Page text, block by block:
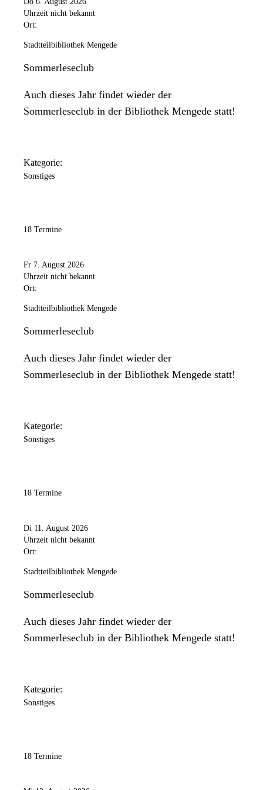
Samstag
Geschlossen
Sonntag
Uhrzeit nicht bekannt
Ort:
Stadtteilbibliothek Mengede
Sommerleseclub
Auch dieses Jahr findet wieder der
Sommerleseclub in der Bibliothek Mengede statt!
Kategorie:
Sonstiges
18 Termine
Fr 7. August 2026
Uhrzeit nicht bekannt
Ort:
Stadtteilbibliothek Mengede
Sommerleseclub
Auch dieses Jahr findet wieder der
Sommerleseclub in der Bibliothek Mengede statt!
Kategorie:
Sonstiges
18 Termine
Di 11. August 2026
Uhrzeit nicht bekannt
Ort:
Stadtteilbibliothek Mengede
Sommerleseclub
Auch dieses Jahr findet wieder der
Sommerleseclub in der Bibliothek Mengede statt!
Kategorie:
Sonstiges
18 Termine